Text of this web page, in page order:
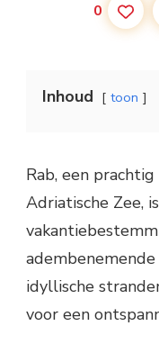
0
Inhoud toon
Rab, een
Adriatische Zee,
idyllische
voor een